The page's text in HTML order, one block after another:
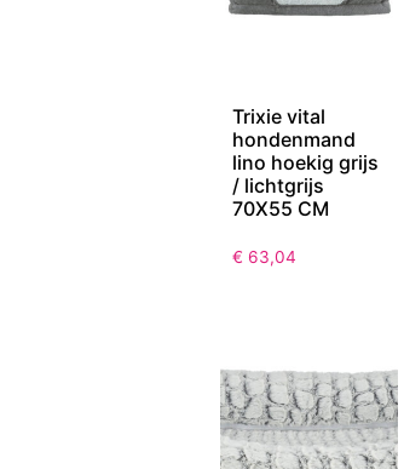
Trixie vital
hondenmand
lino hoekig grijs
/ lichtgrijs
70X55 CM
€ 63,04